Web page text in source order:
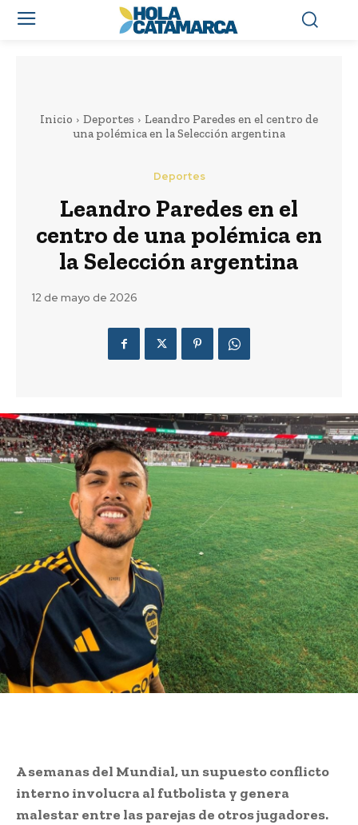
Inicio Deportes
Leandro Paredes en el centro de
una polémica en la Selección argentina
Deportes
Leandro Paredes en el
centro de una polémica en
la Selección argentina
12 de mayo de 2026
A semanas del Mundial, un supuesto conflicto
interno involucra al futbolista y genera
malestar entre las parejas de otros jugadores.